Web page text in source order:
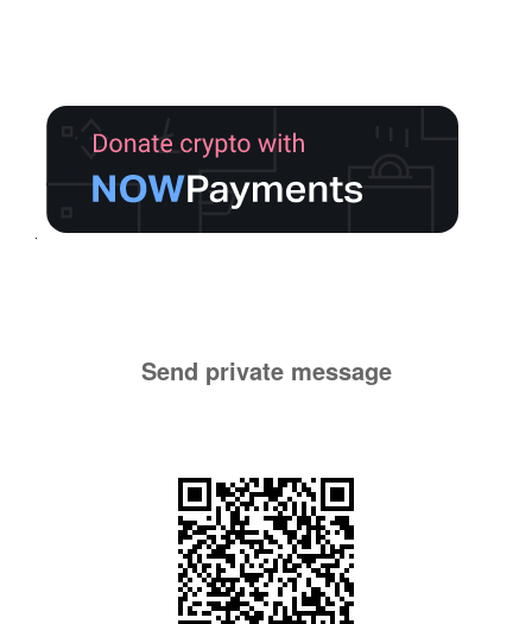
Send private message